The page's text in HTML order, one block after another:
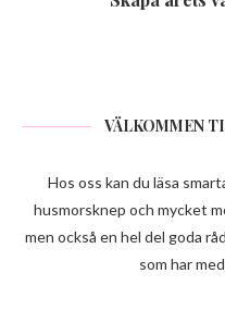
VÄLKOMMEN
Hos oss kan du läsa
husmorsknep och mycket
men också en hel del goda
som har